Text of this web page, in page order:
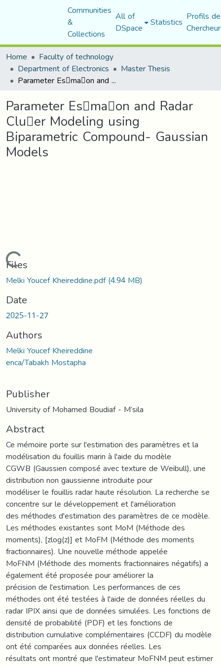
Communities
&
Collections
All of
DSpace Statistics Profils
Home
Faculty of technology
Department of Electronics Master Thesis
Parameter Es􀆟ma􀆟on and Radar Clu􀆩er Modeling using Biparametric Compound- Gaussian Models
Parameter Es􀆟ma􀆟on and Radar
Clu􀆩er Modeling using
Biparametric Compound- Gaussian
Models
Loading...
Files
Melki Youcef Kheireddine.pdf(4.94 MB)
Date
2025-11-27
Authors
Melki Youcef Kheireddine
enca/Tabakh Mostapha
Publisher
University of Mohamed Boudiaf - M’sila
Abstract
Ce mémoire porte sur l'estimation des paramètres et la
modélisation du fouillis marin à l'aide du modèle
CGWB (Gaussien composé avec texture de Weibull), une
distribution non gaussienne introduite pour
modéliser le fouillis radar haute résolution. La recherche se
concentre sur le développement et l'amélioration
des méthodes d'estimation des paramètres de ce modèle.
Les méthodes existantes sont MoM (Méthode des
moments), [zlog(z)] et MoFM (Méthode des moments
fractionnaires). Une nouvelle méthode appelée
MoFNM (Méthode des moments fractionnaires négatifs) a
également été proposée pour améliorer la
précision de l'estimation. Les performances de ces
méthodes ont été testées à l'aide de données réelles du
radar IPIX ainsi que de données simulées. Les fonctions de
densité de probabilité (PDF) et les fonctions de
distribution cumulative complémentaires (CCDF) du modèle
ont été comparées aux données réelles. Les
résultats ont montré que l'estimateur MoFNM peut estimer